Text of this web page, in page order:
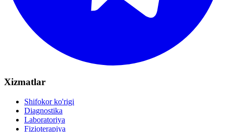
Xizmatlar
Shifokor ko'rigi
Diagnostika
Laboratoriya
Fizioterapiya